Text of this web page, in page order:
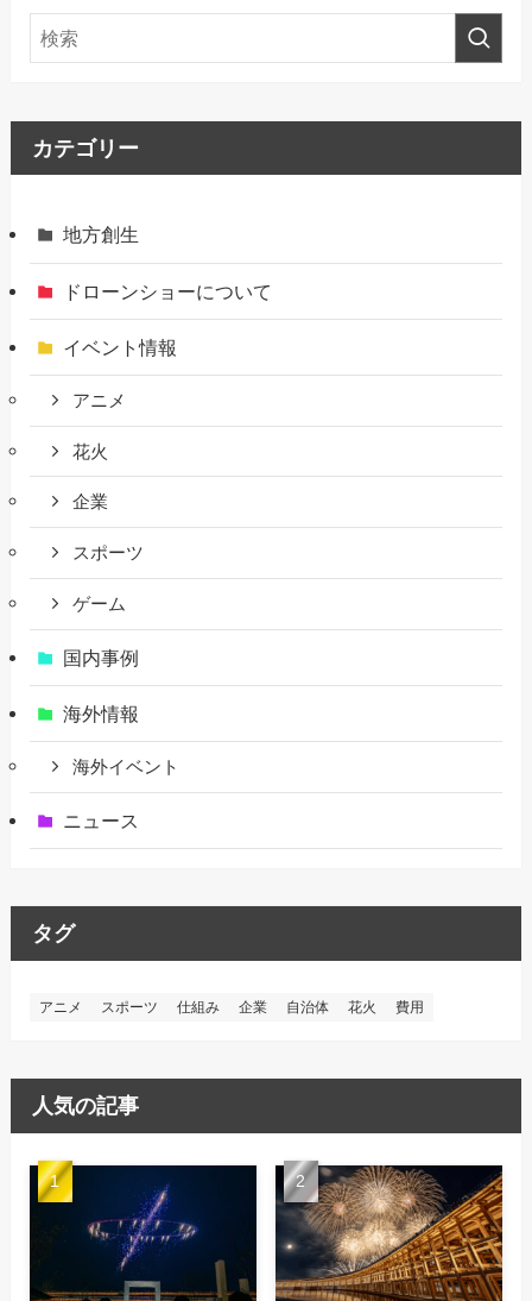
カテゴリー
地方創生
ドローンショーについて
イベント情報
アニメ
花火
企業
スポーツ
ゲーム
国内事例
海外情報
海外イベント
ニュース
タグ
アニメ スポーツ 仕組み 企業 自治体 花火 費用
人気の記事